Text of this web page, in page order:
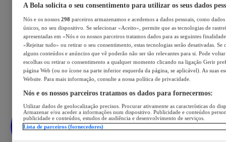
A Bola solicita o seu consentimento para utilizar os seus dados
Nós e os nossos 298 parceiros armazenamos e acedemos a dados pessoais, como
únicos, no seu dispositivo. Se selecionar «Aceito», permite que as tecnologias de
apresentadas em «Nós e os nossos parceiros tratamos dados para as seguintes
«Rejeitar tudo» ou retirar o seu consentimento, estas tecnologias serão desativadas. Se
alguns conteúdos e anúncios que vê poderão não ser tão relevantes para si. Pode voltar
escolhas ou retirar o consentimento a qualquer momento clicando na ligação Gerir
página Web (ou no ícone na parte inferior esquerda da página, se aplicável). As suas
Website. Para mais informação, consulte a nossa política de privacidade.
Nós e os nossos parceiros tratamos os dados para fornecermos:
Utilizar dados de geolocalização precisos. Procurar ativamente as características do
Armazenar e/ou aceder a informações num dispositivo. Publicidade e conteúdos
publicidade e conteúdos, estudos de audiência e desenvolvimento de serviços.
Lista de parceiros (fornecedores)